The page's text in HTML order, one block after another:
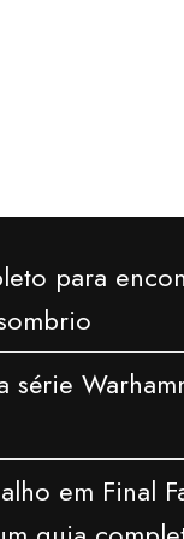
para
série
em Final